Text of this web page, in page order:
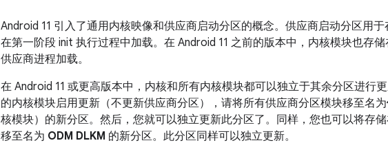
Android 11 引入了通用内核映像和供应商启动分区的概念。供应商启动分区用
在第一阶段 init 执行过程中加载。在 Android 11 之前的版本中，内核模块也存
供应商进程加载。
在 Android 11 或更高版本中，内核和所有内核模块都可以独立于其余分区进行
的内核模块启用更新（不更新供应商分区），请将所有供应商分区模块移至名为
核模块）的新分区。然后，您就可以独立更新此分区了。同样，您也可以将存
移至名为 ODM DLKM 的新分区。此分区同样可以独立更新。